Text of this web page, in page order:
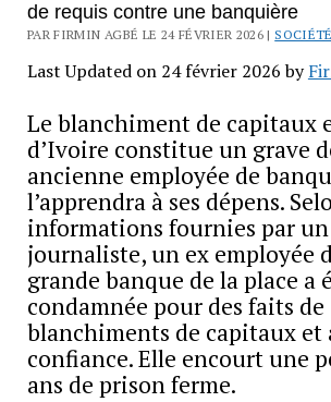
de requis contre une banquière
PAR FIRMIN AGBÉ LE 24 FÉVRIER 2026 | SOCIÉTÉ
Last Updated on 24 février 2026 by
Le blanchiment de capitaux
d’Ivoire constitue un grave
ancienne employée de
l’apprendra à ses dépens.
informations fournies par
journaliste, un ex employée
grande banque de la place a
condamnée pour des faits de
blanchiments de capitaux et
confiance. Elle encourt une
ans de prison ferme.